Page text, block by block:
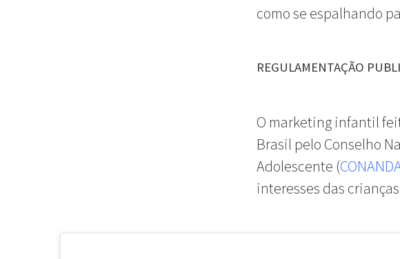
como se espalhando
REGULAMENTAÇÃO
O marketing infantil
Brasil pelo Conselho
Adolescente (
interesses das